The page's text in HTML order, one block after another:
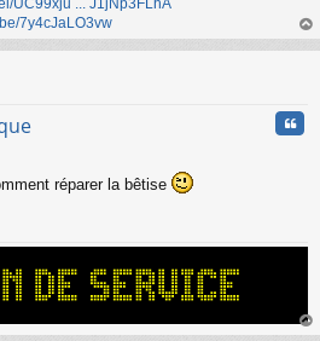
UC99xju ... J1jNp3FLhA
7y4cJaLO3vw
au
réparer la bêtise